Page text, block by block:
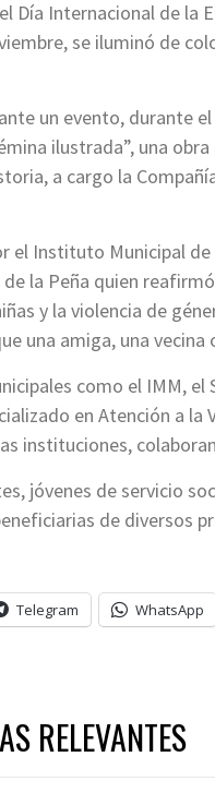
Día Internacional de la
se iluminó de
un evento, durante
ilustrada”, una
a cargo la
el Instituto Municipal
la Peña quien
y la violencia de
una amiga, una
como el IMM,
en Atención a la
instituciones,
jóvenes de servicio
de diversos
Telegram WhatsApp
RELEVANTES